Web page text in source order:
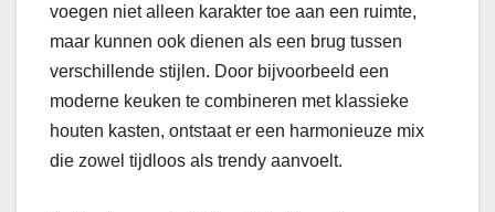
voegen niet alleen karakter toe aan een ruimte,
maar kunnen ook dienen als een brug tussen
verschillende stijlen. Door bijvoorbeeld een
moderne keuken te combineren met klassieke
houten kasten, ontstaat er een harmonieuze mix
die zowel tijdloos als trendy aanvoelt.